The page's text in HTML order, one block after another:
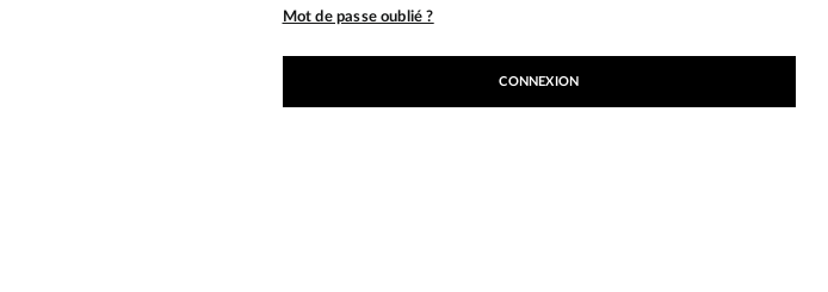
Mot de passe oublié ?
CONNEXION